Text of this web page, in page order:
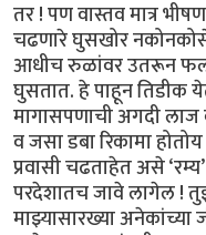
तर ! पण वास्तव मात्र
चढणारे घुसखोर
आधीच रुळांवर उतरून
घुसतात. हे पाहून तिडीक
मागासपणाची अगदी लाज
व जसा डबा रिकामा
प्रवासी चढताहेत असे
परदेशातच जावे लागेल !
माझ्यासारख्या अनेकांच्या